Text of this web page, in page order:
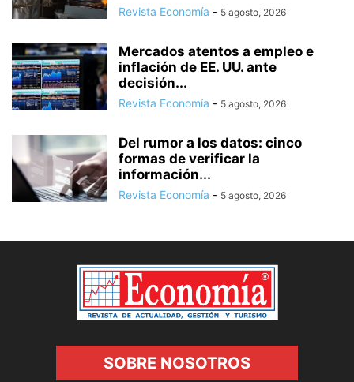
Revista Economía - 5 agosto, 2026
Mercados atentos a empleo e
inflación de EE. UU. ante
decisión...
Revista Economía - 5 agosto, 2026
Del rumor a los datos: cinco
formas de verificar la
información...
Revista Economía - 5 agosto, 2026
SOBRE NOSOTROS